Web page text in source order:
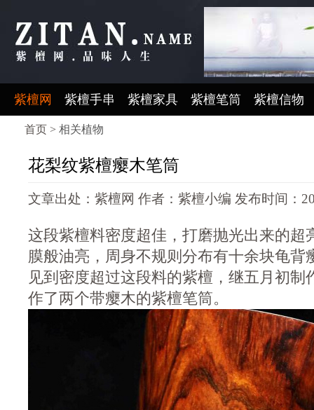
紫檀网 紫檀手串 紫檀家具 紫檀笔筒 紫檀信物
首页 > 相关植物
花梨纹紫檀瘿木笔筒
文章出处：紫檀网 作者：紫檀小编 发布时间：
这段紫檀料密度超佳，打磨抛光出来的超
膜般油亮，周身不规则分布有十余块龟背
见到密度超过这段料的紫檀，继五月初制
作了两个带瘿木的紫檀笔筒。